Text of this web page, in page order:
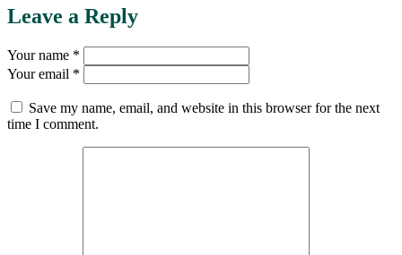
Leave a Reply
Your name *
Your email *
Save my name, email, and website in this browser for the next
time I comment.